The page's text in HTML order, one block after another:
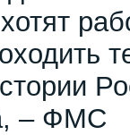
– ФМС